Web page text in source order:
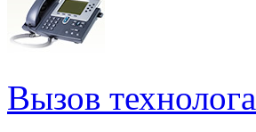
Вызов технолога